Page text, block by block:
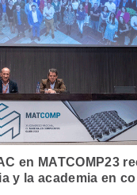
en MATCOMP23
y la academia en